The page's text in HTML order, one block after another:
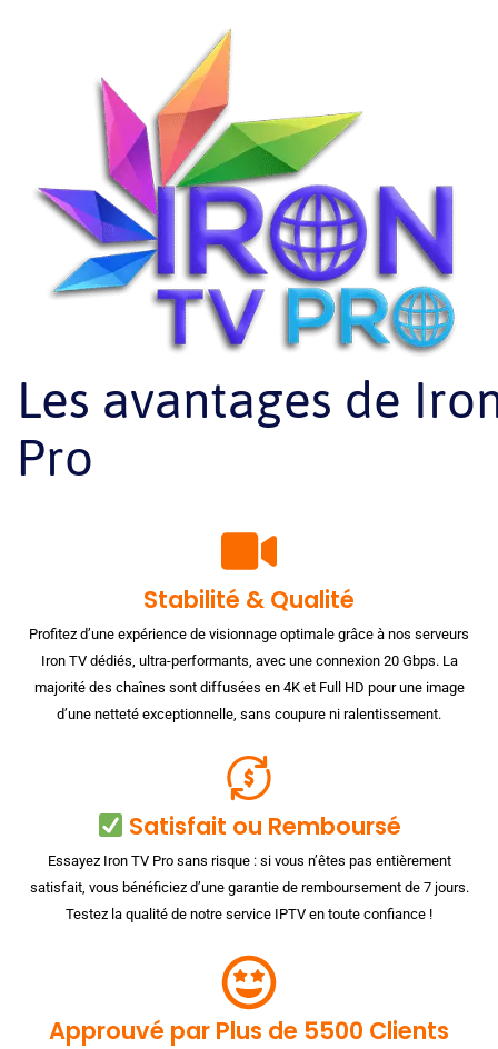
Les avantages de
Pro
Stabilité & Qualité
Profitez d’une expérience de visionnage optimale grâce à nos serveurs
Iron TV dédiés, ultra-performants, avec une connexion 20 Gbps. La
majorité des chaînes sont diffusées en 4K et Full HD pour une image
d’une netteté exceptionnelle, sans coupure ni ralentissement.
Satisfait ou Remboursé
Essayez Iron TV Pro sans risque : si vous n’êtes pas entièrement
satisfait, vous bénéficiez d’une garantie de remboursement de 7 jours.
Testez la qualité de notre service IPTV en toute confiance !
Approuvé par Plus de 5500 Clients